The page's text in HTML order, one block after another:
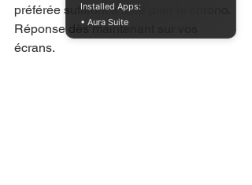
préférée suffiront à faire plier le chrono.
Réponse dès maintenant sur vos
écrans.
Installed Apps:
• Aura Suite